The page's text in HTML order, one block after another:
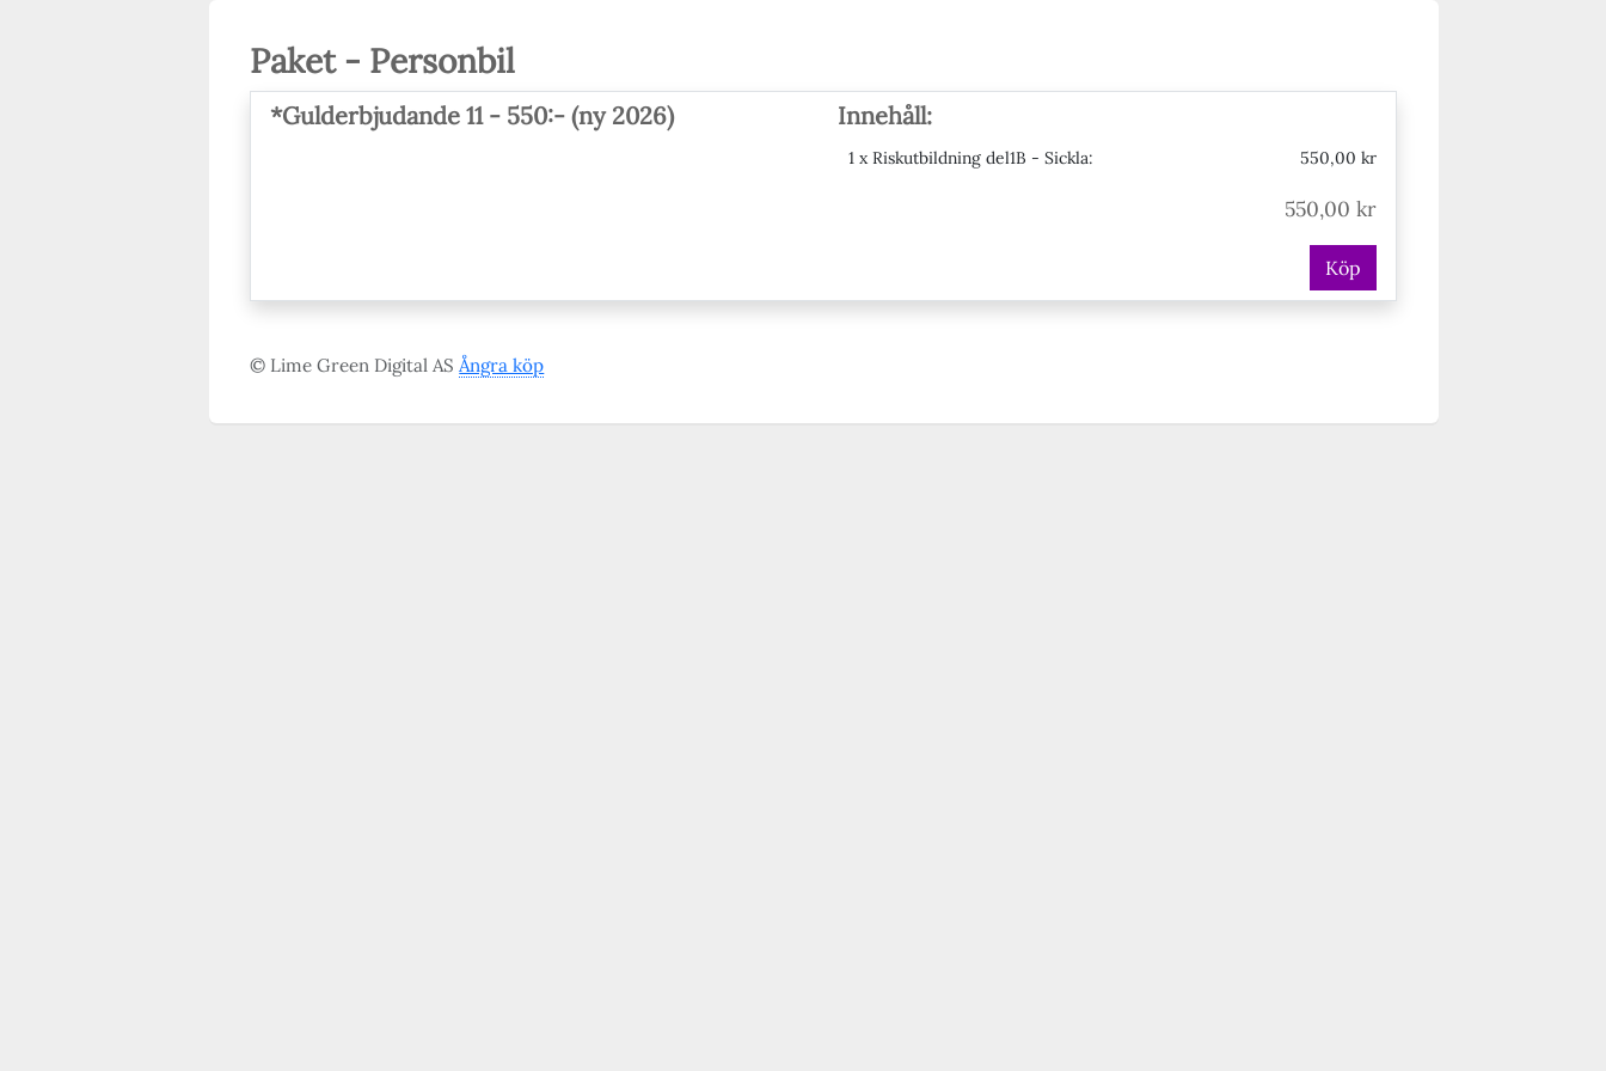
Paket - Personbil
*Gulderbjudande 11 - 550:- (ny 2026) Innehåll:
1 x Riskutbildning del1B - Sickla: 550,00 kr
550,00 kr
Köp
© Lime Green Digital AS Ångra köp